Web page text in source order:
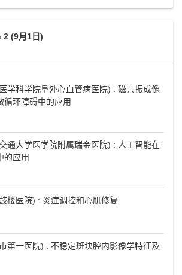
2 (9月1日)
学科学院阜外心血管病医院) : 磁共振成像
循环障碍中的应用
通大学医学院附属瑞金医院) : 人工智能在
的应用
楼医院) : 炎症调控和心肌修复
第一医院) : 不稳定斑块腔内影像学特征及